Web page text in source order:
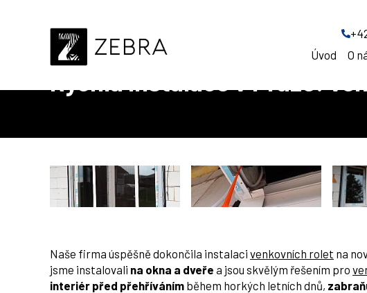
Úvod O
ÚvodRealizace Rychlá instalace v Praze:
Naše firma úspěšně dokončila instalaci venkovních rolet na
jsme instalovali na okna a dveře a jsou skvělým řešením pro
interiér před přehříváním během horkých letních dnů,